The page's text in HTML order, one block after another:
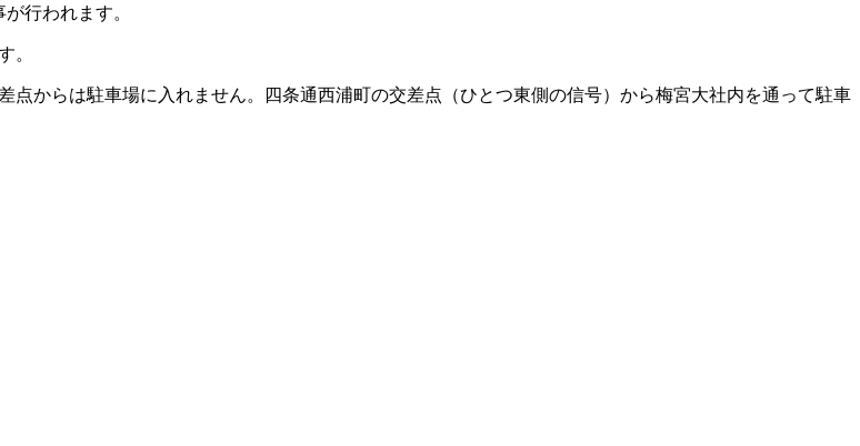
行われます。
。
からは駐車場に入れません。四条通西浦町の交差点（ひとつ東側の信号）から梅宮大社内を通って駐車